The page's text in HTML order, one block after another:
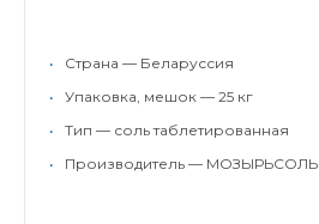
•
Страна — Беларуссия
•
Упаковка, мешок — 25 кг
•
Тип — соль таблетированная
•
Производитель — МОЗЫРЬСОЛЬ